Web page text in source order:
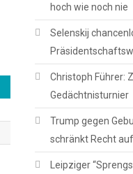
hoch wie noch nie
Selenskij
Christoph Führer:
Gedächtnisturnier
Trump gegen
schränkt Recht
Leipziger